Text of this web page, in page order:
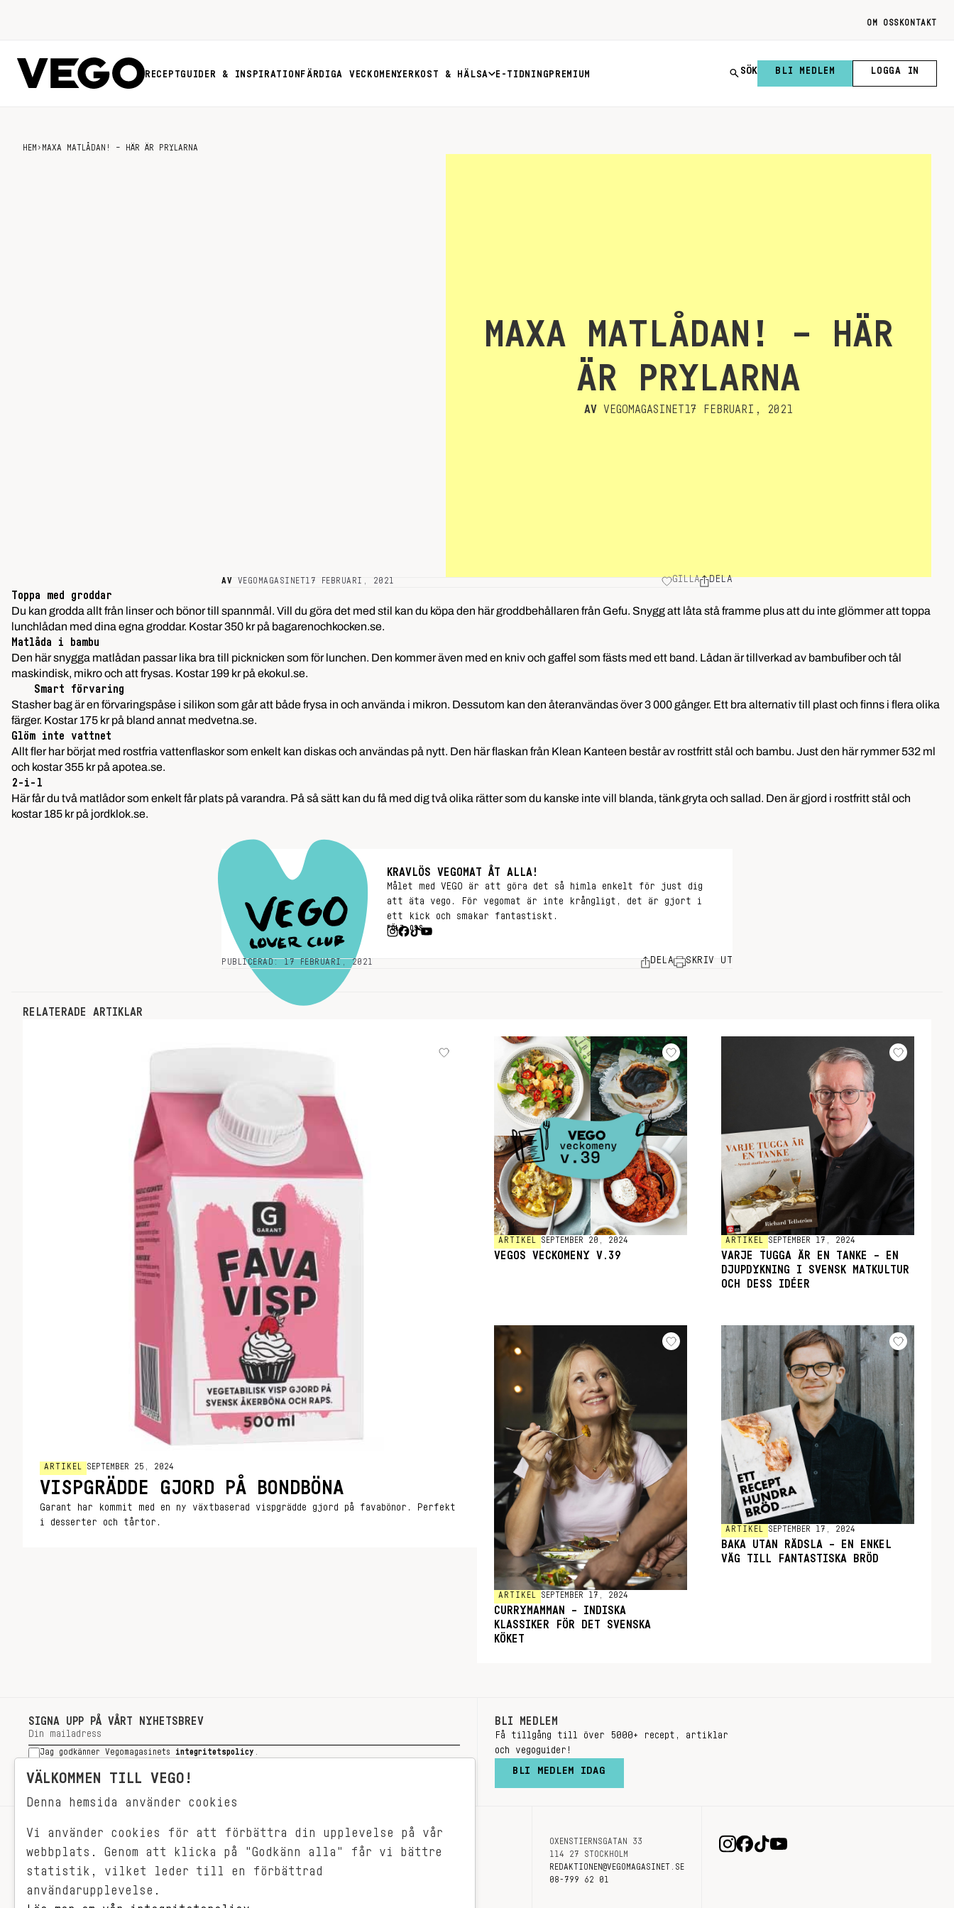
OM OSS KONTAKT
RECEPTGUIDER & INSPIRATION FÄRDIGA VECKOMENYER KOST & HÄLSA E-TIDNING PREMIUM SÖK BLI MEDLEM LOGGA IN
HEM › MAXA MATLÅDAN! – HÄR ÄR PRYLARNA
MAXA MATLÅDAN! – HÄR
ÄR PRYLARNA
AV VEGOMAGASINET 17 FEBRUARI, 2021
AV VEGOMAGASINET17 FEBRUARI, 2021 GILLA DELA
Toppa med groddar
Du kan grodda allt från linser och bönor till spannmål. Vill du göra det med stil kan du köpa den här groddbehållaren från Gefu. Snygg att låta stå framme plus att du inte glömmer att toppa
lunchlådan med dina egna groddar. Kostar 350 kr på bagarenochkocken.se.
Matlåda i bambu
Den här snygga matlådan passar lika bra till picknicken som för lunchen. Den kommer även med en kniv och gaffel som fästs med ett band. Lådan är tillverkad av bambufiber och tål
maskindisk, mikro och att frysas. Kostar 199 kr på ekokul.se.
Smart förvaring
Stasher bag är en förvaringspåse i silikon som går att både frysa in och använda i mikron. Dessutom kan den återanvändas över 3 000 gånger. Ett bra alternativ till plast och finns i flera olika
färger. Kostar 175 kr på bland annat medvetna.se.
Glöm inte vattnet
Allt fler har börjat med rostfria vattenflaskor som enkelt kan diskas och användas på nytt. Den här flaskan från Klean Kanteen består av rostfritt stål och bambu. Just den här rymmer 532 ml
och kostar 355 kr på apotea.se.
2-i-1
Här får du två matlådor som enkelt får plats på varandra. På så sätt kan du få med dig två olika rätter som du kanske inte vill blanda, tänk gryta och sallad. Den är gjord i rostfritt stål och
kostar 185 kr på jordklok.se.
KRAVLÖS VEGOMAT ÅT ALLA!
Målet med VEGO är att göra det så himla enkelt för just dig
att äta vego. För vegomat är inte krångligt, det är gjort i
ett kick och smakar fantastiskt.
FÖLJ OSS
PUBLICERAD: 17 FEBRUARI, 2021 DELA SKRIV UT
RELATERADE ARTIKLAR
ARTIKEL SEPTEMBER 25, 2024
VISPGRÄDDE GJORD PÅ BONDBÖNA
Garant har kommit med en ny växtbaserad vispgrädde gjord på favabönor. Perfekt
i desserter och tårtor.
ARTIKEL SEPTEMBER 20, 2024
VEGOS VECKOMENY V.39
ARTIKEL SEPTEMBER 17, 2024
VARJE TUGGA ÄR EN TANKE – EN
DJUPDYKNING I SVENSK MATKULTUR
OCH DESS IDÉER
ARTIKEL SEPTEMBER 17, 2024
CURRYMAMMAN – INDISKA
KLASSIKER FÖR DET SVENSKA
KÖKET
ARTIKEL SEPTEMBER 17, 2024
BAKA UTAN RÄDSLA – EN ENKEL
VÄG TILL FANTASTISKA BRÖD
SIGNA UPP PÅ VÅRT NYHETSBREV
Jag godkänner Vegomagasinets integritetspolicy
SIGNA UPP
BLI MEDLEM
Få tillgång till över 5000+ recept, artiklar
och vegoguider!
BLI MEDLEM IDAG
himla enkelt för just dig att äta
RECEPT
VEGONYTT
OM OSS
OXENSTIERNSGATAN 33
114 27 STOCKHOLM
REDAKTIONEN@VEGOMAGASINET.SE
08-799 62 01
VÄLKOMMEN TILL VEGO!
Denna hemsida använder cookies
Vi använder cookies för att förbättra din upplevelse på vår
webbplats. Genom att klicka på "Godkänn alla" får vi bättre
statistik, vilket leder till en förbättrad
användarupplevelse.